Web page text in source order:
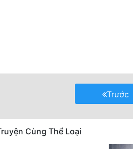
Trước
Cùng Thể Loại